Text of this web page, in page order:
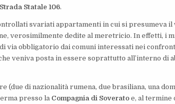
Strada Statale 106.
svariati appartamenti in cui si presumeva
verosimilmente dedite al meretricio. In effetti, i
via obbligatorio dai comuni interessati nei
veniva posta in essere soprattutto all’interno di
(due di nazionalità rumena, due brasiliana, una
presso la Compagnia di Soverato e, al termine